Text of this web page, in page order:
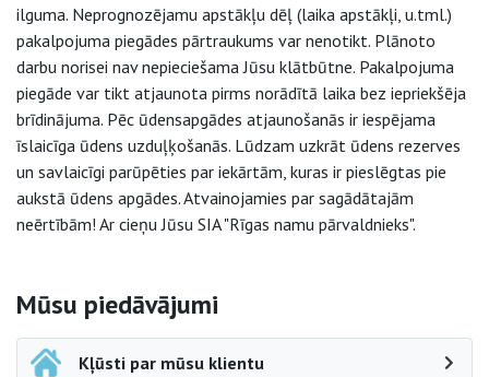
ilguma. Neprognozējamu apstākļu dēļ (laika apstākļi, u.tml.)
pakalpojuma piegādes pārtraukums var nenotikt. Plānoto
darbu norisei nav nepieciešama Jūsu klātbūtne. Pakalpojuma
piegāde var tikt atjaunota pirms norādītā laika bez iepriekšēja
brīdinājuma. Pēc ūdensapgādes atjaunošanās ir iespējama
īslaicīga ūdens uzduļķošanās. Lūdzam uzkrāt ūdens rezerves
un savlaicīgi parūpēties par iekārtām, kuras ir pieslēgtas pie
aukstā ūdens apgādes. Atvainojamies par sagādātajām
neērtībām! Ar cieņu Jūsu SIA "Rīgas namu pārvaldnieks".
Sāna navigācija
Mūsu piedāvājumi
Kļūsti par mūsu klientu